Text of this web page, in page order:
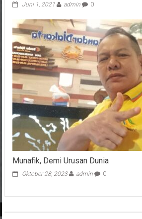
Juni 1, 2021 admin 0
Munafik, Demi Urusan Dunia
Oktober 28, 2023 admin 0